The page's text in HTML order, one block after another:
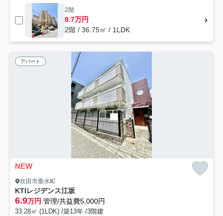
2階
8.7万円
2階 / 36.75㎡ / 1LDK
アパート
NEW
吹田市垂水町
KTIレジデンス江坂
6.9万円 管理/共益費5,000円
33.28㎡ (1LDK) /築13年 /3階建